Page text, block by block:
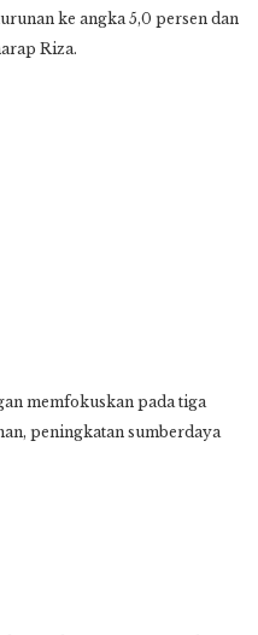
ke angka 5,0 persen dan
Riza.
memfokuskan pada tiga
peningkatan sumberdaya